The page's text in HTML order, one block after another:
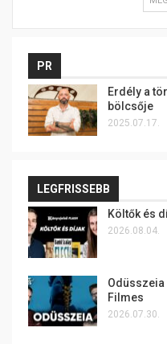
PR
Erdély a
bölcsője
2025.07.17.
LEGFRISSEBB
Költők és
2026.08.04.
Odüsszeia
Filmes
2026.07.30.